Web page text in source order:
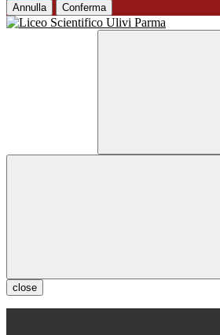
Annulla Conferma
close